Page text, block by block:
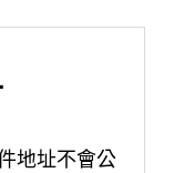
地址不會公